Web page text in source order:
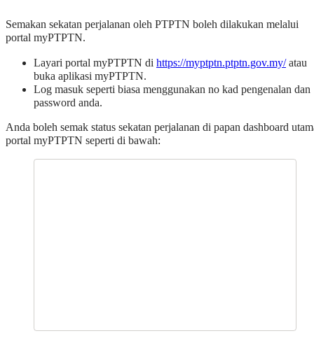
Semakan sekatan perjalanan oleh PTPTN boleh dilakukan melalui
portal myPTPTN.
Layari portal myPTPTN di https://myptptn.ptptn.gov.my/atau
buka aplikasi myPTPTN.
Log masuk seperti biasa menggunakan no kad pengenalan dan
password anda.
Anda boleh semak status sekatan perjalanan di papan dashboard
portal myPTPTN seperti di bawah: